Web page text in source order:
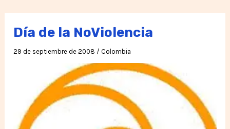
NoViolencia
Día de la NoViolencia
29 de septiembre de 2008 / Colombia